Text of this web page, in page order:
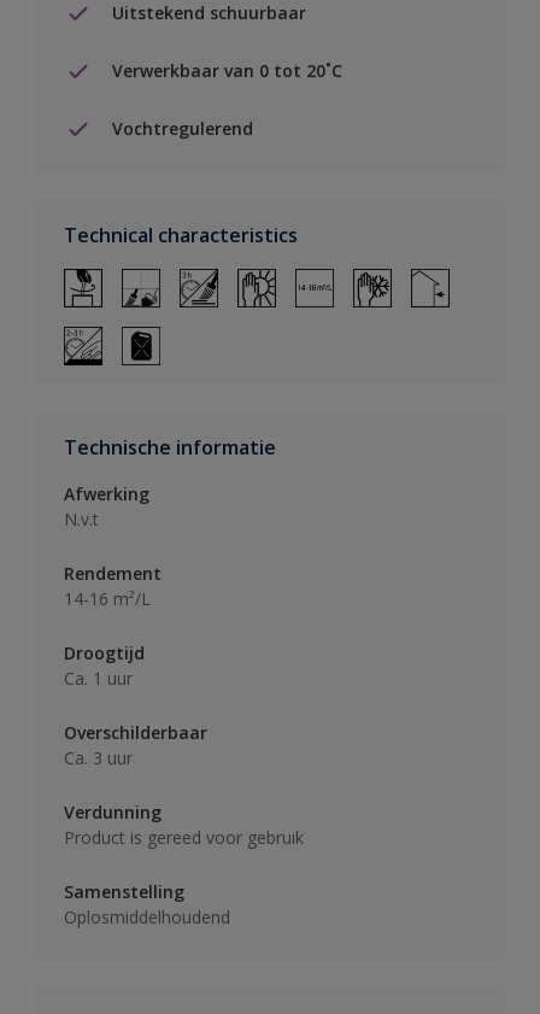
Uitstekend schuurbaar
Verwerkbaar van 0 tot 20˚C
Vochtregulerend
Technical characteristics
Technische informatie
Afwerking
N.v.t
Rendement
14-16 m²/L
Droogtijd
Ca. 1 uur
Overschilderbaar
Ca. 3 uur
Verdunning
Product is gereed voor gebruik
Samenstelling
Oplosmiddelhoudend